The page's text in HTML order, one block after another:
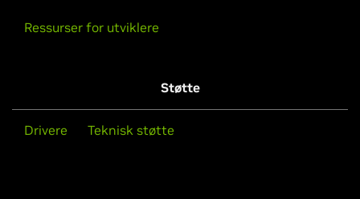
Ressurser for utviklere
Støtte
Drivere Teknisk støtte